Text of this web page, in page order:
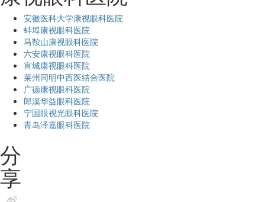
安徽医科大学康视眼科医院
蚌埠康视眼科医院
马鞍山康视眼科医院
六安康视眼科医院
宣城康视眼科医院
莱州同明中西医结合医院
广德康视眼科医院
郎溪华益眼科医院
宁国眼视光眼科医院
青岛泽嘉眼科医院
分
享